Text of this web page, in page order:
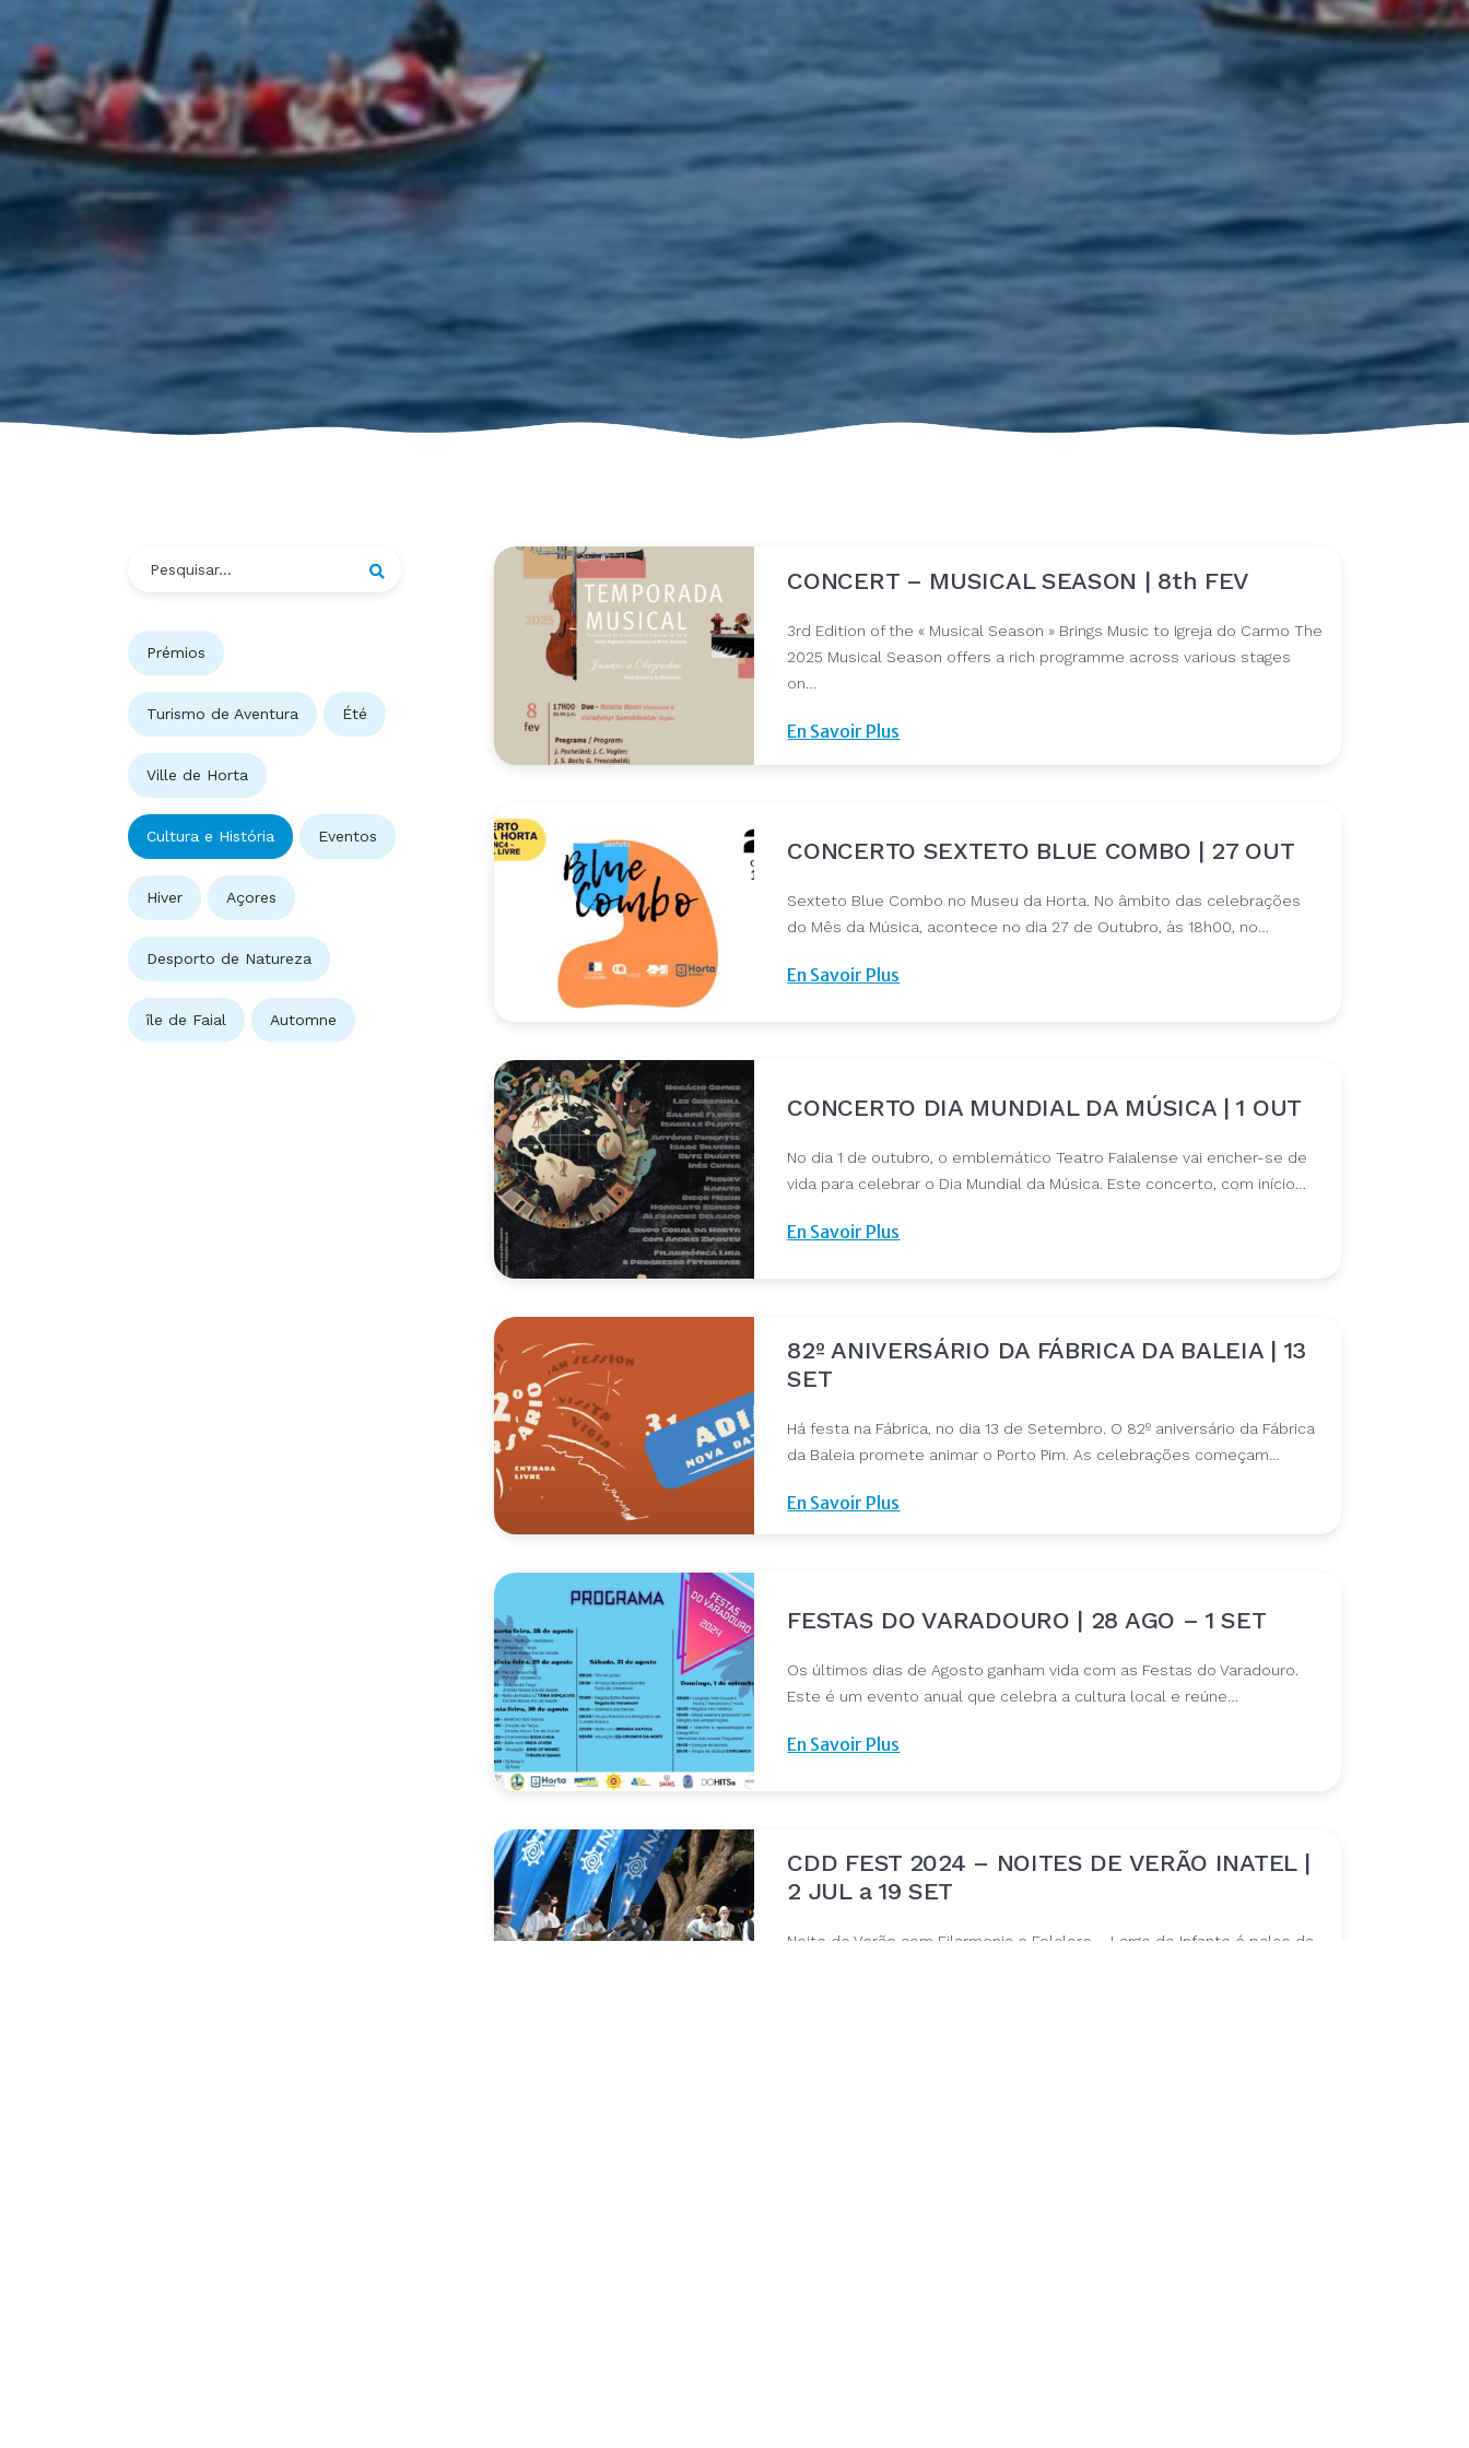
Prémios
Turismo de Aventura Été
Ville de Horta
Cultura e História Eventos
Hiver Açores
Desporto de Natureza
île de Faial Automne
CONCERT – MUSICAL SEASON | 8th FEV
3rd Edition of the « Musical Season » Brings Music to Igreja do Carmo The
2025 Musical Season offers a rich programme across various stages
on…
En Savoir Plus
CONCERTO SEXTETO BLUE COMBO | 27 OUT
Sexteto Blue Combo no Museu da Horta. No âmbito das celebrações
do Mês da Música, acontece no dia 27 de Outubro, às 18h00, no…
En Savoir Plus
CONCERTO DIA MUNDIAL DA MÚSICA | 1 OUT
No dia 1 de outubro, o emblemático Teatro Faialense vai encher-se de
vida para celebrar o Dia Mundial da Música. Este concerto, com início…
En Savoir Plus
82º ANIVERSÁRIO DA FÁBRICA DA BALEIA | 13
SET
Há festa na Fábrica, no dia 13 de Setembro. O 82º aniversário da Fábrica
da Baleia promete animar o Porto Pim. As celebrações começam…
En Savoir Plus
FESTAS DO VARADOURO | 28 AGO – 1 SET
Os últimos dias de Agosto ganham vida com as Festas do Varadouro.
Este é um evento anual que celebra a cultura local e reúne…
En Savoir Plus
CDD FEST 2024 – NOITES DE VERÃO INATEL |
2 JUL a 19 SET
Noite de Verão com Filarmonia e Folclore – Largo do Infante é palco da